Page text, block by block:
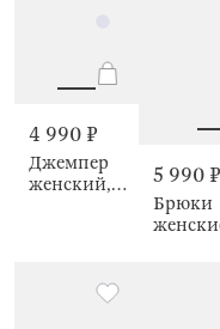
4 990 ₽
Джемпер
женский,
5 990 ₽
Брюки